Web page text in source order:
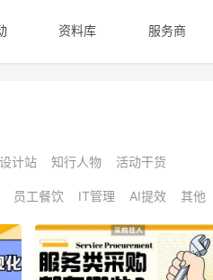
资料库 服务商
计站 知行人物 活动干货
员工餐饮 IT管理 AI提效 其他